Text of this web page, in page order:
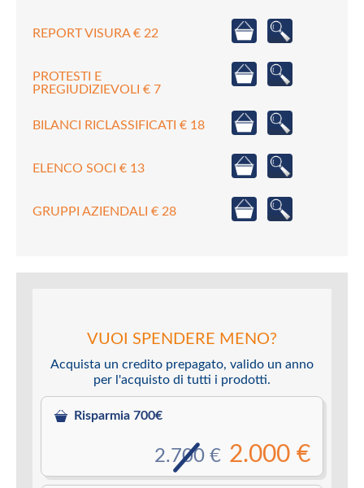
REPORT VISURA € 22
PROTESTI E
PREGIUDIZIEVOLI € 7
BILANCI RICLASSIFICATI € 18
ELENCO SOCI € 13
GRUPPI AZIENDALI € 28
VUOI SPENDERE MENO?
Acquista un credito prepagato, valido un anno
per l'acquisto di tutti i prodotti.
Risparmia 700€
2.000 €
2.700 €